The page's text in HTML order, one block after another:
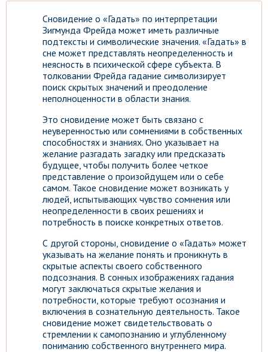
Сновидение о «Гадать» по интерпретации
Зигмунда Фрейда может иметь различные
подтексты и символические значения. «Гадать» в
сне может представлять неопределенность и
неясность в психической сфере субъекта. В
толковании Фрейда гадание символизирует
поиск скрытых значений и преодоление
неполноценности в области знания.
Это сновидение может быть связано с
неуверенностью или сомнениями в собственных
способностях и знаниях. Оно указывает на
желание разгадать загадку или предсказать
будущее, чтобы получить более четкое
представление о произойдущем или о себе
самом. Такое сновидение может возникать у
людей, испытывающих чувство сомнения или
неопределенности в своих решениях и
потребность в поиске конкретных ответов.
С другой стороны, сновидение о «Гадать» может
указывать на желание понять и проникнуть в
скрытые аспекты своего собственного
подсознания. В сонных изображениях гадания
могут заключаться скрытые желания и
потребности, которые требуют осознания и
включения в сознательную деятельность. Такое
сновидение может свидетельствовать о
стремлении к самопознанию и углубленному
пониманию собственного внутреннего мира.